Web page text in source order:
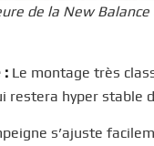
de la New
: Le montage très
restera hyper stable
s’ajuste